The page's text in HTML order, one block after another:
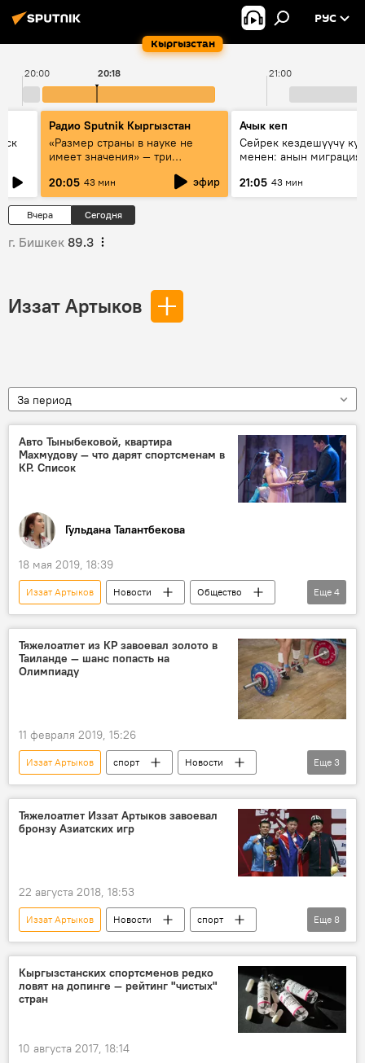
Кыргызстан
РУС
20:00 21:00
20:18
Радио Sputnik Кыргызстан
«Размер страны в науке не
имеет значения» — три
эксперта о сотрудничестве
России и Кыргызстана в
образовании и исследованиях
20:05 43 мин эфир
Ачык кеп
Сейрек кездешүүчү
менен: анын
21:05 43 мин
Вчера Сегодня
г. Бишкек 89.3
Иззат Артыков
За период
Авто Тыныбековой, квартира
Махмудову — что дарят спортсменам в
КР. Список
Гульдана Талантбекова
18 мая 2019, 18:39
Иззат Артыков Новости
Общество
Кыргызстан
спорт
Айсулуу Тыныбекова
Акжол Махмудов
Еще 4
Тяжелоатлет из КР завоевал золото в
Таиланде — шанс попасть на
Олимпиаду
11 февраля 2019, 15:26
Иззат Артыков спорт
Новости
Кыргызстан
золото
тяжелая атлетика
Еще 3
Тяжелоатлет Иззат Артыков завоевал
бронзу Азиатских игр
22 августа 2018, 18:53
Иззат Артыков Новости
спорт
В мире
Кыргызстан
Азия
бронза
Азиатские игры, в которых участвуют кыргызстанские спортсмены
Еще 8
Кыргызстанских спортсменов редко
ловят на допинге — рейтинг "чистых"
стран
10 августа 2017, 18:14